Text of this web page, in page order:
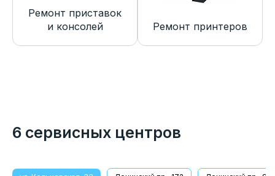
Ремонт приставок
и консолей
Ремонт принтеров
6 сервисных центров